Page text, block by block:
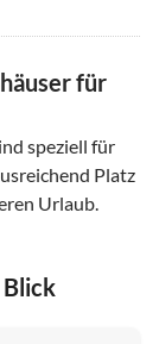
für
speziell für
Platz
Urlaub.